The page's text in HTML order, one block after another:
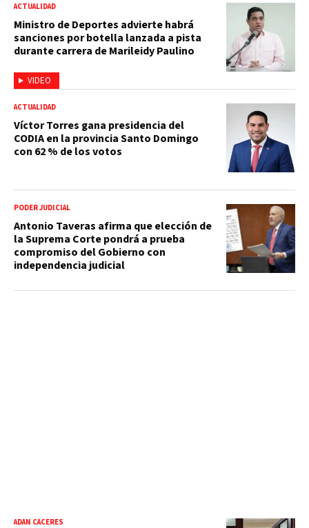
VIDEO
ACTUALIDAD
Ministro de Deportes advierte habrá
sanciones por botella lanzada a pista
durante carrera de Marileidy Paulino
ACTUALIDAD
Víctor Torres gana presidencia del
CODIA en la provincia Santo Domingo
con 62 % de los votos
PODER JUDICIAL
Antonio Taveras afirma que elección de
la Suprema Corte pondrá a prueba
compromiso del Gobierno con
independencia judicial
ADÁN CÁCERES